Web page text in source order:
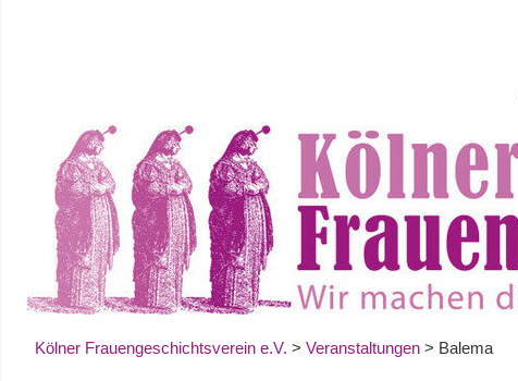
Kölner Frauengeschichtsverein e.V. > Veranstaltungen > Balema